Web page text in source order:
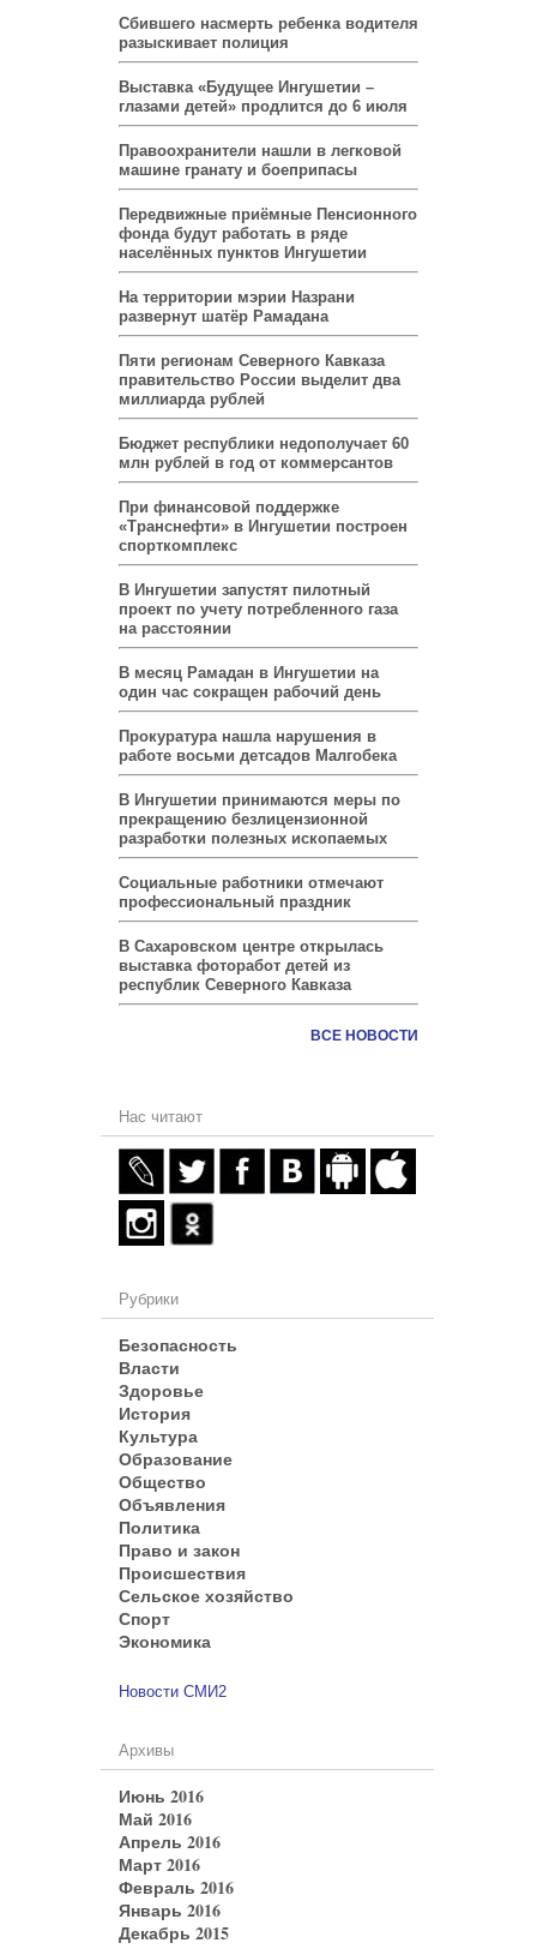
Сбившего насмерть ребенка водителя
разыскивает полиция
Выставка «Будущее Ингушетии –
глазами детей» продлится до 6 июля
Правоохранители нашли в легковой
машине гранату и боеприпасы
Передвижные приёмные Пенсионного
фонда будут работать в ряде
населённых пунктов Ингушетии
На территории мэрии Назрани
развернут шатёр Рамадана
Пяти регионам Северного Кавказа
правительство России выделит два
миллиарда рублей
Бюджет республики недополучает 60
млн рублей в год от коммерсантов
При финансовой поддержке
«Транснефти» в Ингушетии построен
спорткомплекс
В Ингушетии запустят пилотный
проект по учету потребленного газа
на расстоянии
В месяц Рамадан в Ингушетии на
один час сокращен рабочий день
Прокуратура нашла нарушения в
работе восьми детсадов Малгобека
В Ингушетии принимаются меры по
прекращению безлицензионной
разработки полезных ископаемых
Социальные работники отмечают
профессиональный праздник
В Сахаровском центре открылась
выставка фоторабот детей из
республик Северного Кавказа
ВСЕ НОВОСТИ
Нас читают
Рубрики
Безопасность
Власти
Здоровье
История
Культура
Образование
Общество
Объявления
Политика
Право и закон
Происшествия
Сельское хозяйство
Спорт
Экономика
Новости СМИ2
Архивы
Июнь 2016
Май 2016
Апрель 2016
Март 2016
Февраль 2016
Январь 2016
Декабрь 2015